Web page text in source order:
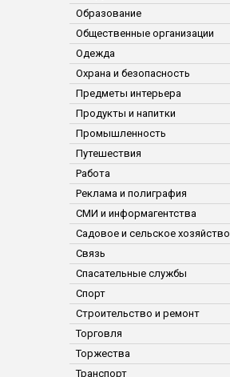
Образование
Общественные организации
Одежда
Охрана и безопасность
Предметы интерьера
Продукты и напитки
Промышленность
Путешествия
Работа
Реклама и полиграфия
СМИ и информагентства
Садовое и сельское хозяйство
Связь
Спасательные службы
Спорт
Строительство и ремонт
Торговля
Торжества
Транспорт